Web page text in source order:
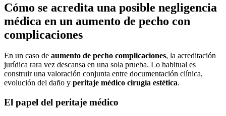
Cómo se acredita una posible negligencia
médica en un aumento de pecho con
complicaciones
En un caso de aumento de pecho complicaciones, la acreditación
jurídica rara vez descansa en una sola prueba. Lo habitual es
construir una valoración conjunta entre documentación clínica,
evolución del daño y peritaje médico cirugía estética.
El papel del peritaje médico